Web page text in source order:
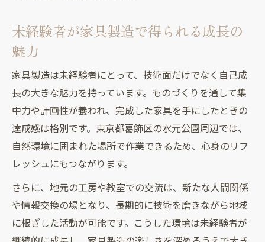
未経験から家具製造で夢を叶えるポイント
未経験者が家具製造で得られる成長の
魅力
家具製造は未経験者にとって、技術面だけでなく自己成
長の大きな魅力を持っています。ものづくりを通して集
中力や計画性が養われ、完成した家具を手にしたときの
達成感は格別です。東京都葛飾区の水元公園周辺では、
自然環境に囲まれた場所で作業できるため、心身のリフ
レッシュにもつながります。
さらに、地元の工房や教室での交流は、新たな人間関係
や情報交換の場となり、長期的に技術を磨きながら地域
に根ざした活動が可能です。こうした環境は未経験者が